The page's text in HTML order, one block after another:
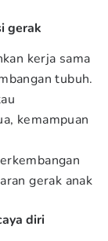
gerak
kerja sama
tubuh.
kemampuan
gerak anak
diri